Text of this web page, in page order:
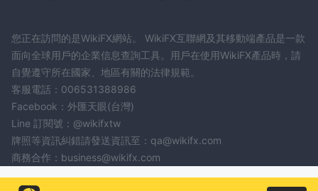
您正在訪問的是WikiFX網站。 WikiFX互聯網及其移動端產品是一款
面向全球用戶的企業信息查詢工具。用戶在使用WikiFX產品時，請
自覺遵守所在國家、地區有關的法律規範。
客服電話：006531388986
Facebook：外匯天眼(台灣)
Line 訂閱號：@wikifxtw
牌照等資訊糾錯請發送資訊至：qa@wikifx.com
商務合作：business@wikifx.com